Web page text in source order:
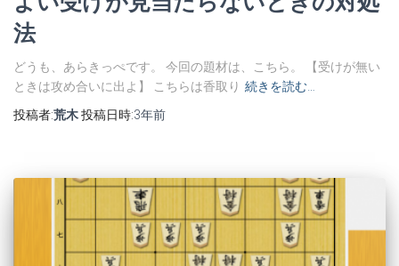
法
どうも、あらきっぺです。 今回の題材は、こちら。 【受けが無い
ときは攻め合いに出よ】 こちらは香取り 続きを読む…
投稿者:荒木投稿日時:3年前